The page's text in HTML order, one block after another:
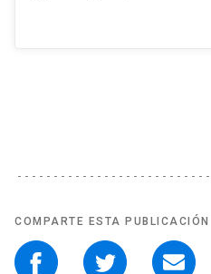
COMPARTE ESTA PUBLICACIÓN